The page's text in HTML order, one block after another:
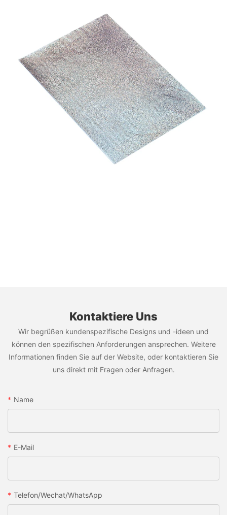
Kontaktiere Uns
Wir begrüßen kundenspezifische Designs und -ideen und
können den spezifischen Anforderungen ansprechen. Weitere
Informationen finden Sie auf der Website, oder kontaktieren Sie
uns direkt mit Fragen oder Anfragen.
Name
E-Mail
Telefon/Wechat/WhatsApp